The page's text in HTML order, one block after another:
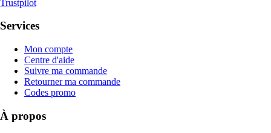
Trustpilot
Services
Mon compte
Centre d'aide
Suivre ma commande
Retourner ma commande
Codes promo
À propos